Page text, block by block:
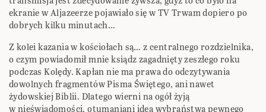
ekranie w Aljazeerze pojawiało się w TV Trwam dopiero po
dobrych kilku minutach…
Z kolei kazania w kościołach są… z centralnego rozdzielnika,
o czym powiadomił mnie ksiądz zagadnięty zeszłego roku
podczas Kolędy. Kapłan nie ma prawa do odczytywania
dowolnych fragmentów Pisma Świętego, ani nawet
żydowskiej Biblii. Dlatego wierni na ogół żyją
w nieświadomości, otumaniani ideą wybraństwa pewnego